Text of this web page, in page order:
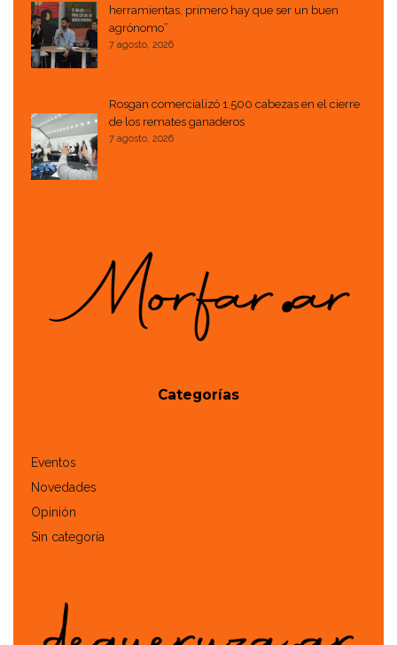
herramientas, primero hay que ser un buen
agrónomo”
7 agosto, 2026
Rosgan comercializó 1.500 cabezas en el cierre
de los remates ganaderos
7 agosto, 2026
Categorías
Eventos
Novedades
Opinión
Sin categoría